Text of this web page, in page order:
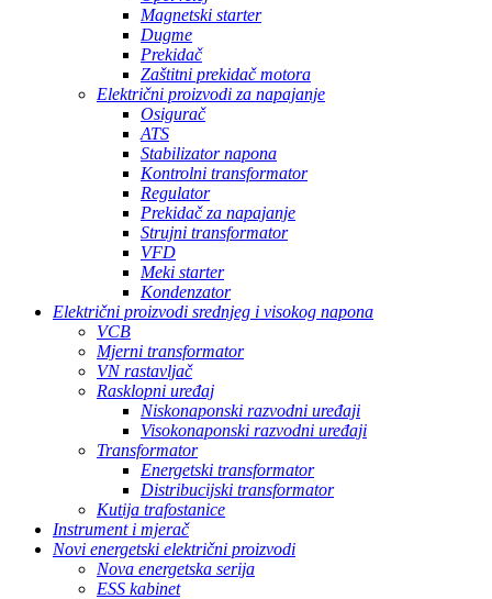
Magnetski starter
Dugme
Prekidač
Zaštitni prekidač motora
Električni proizvodi za napajanje
Osigurač
ATS
Stabilizator napona
Kontrolni transformator
Regulator
Prekidač za napajanje
Strujni transformator
VFD
Meki starter
Kondenzator
Električni proizvodi srednjeg i visokog napona
VCB
Mjerni transformator
VN rastavljač
Rasklopni uređaj
Niskonaponski razvodni uređaji
Visokonaponski razvodni uređaji
Transformator
Energetski transformator
Distribucijski transformator
Kutija trafostanice
Instrument i mjerač
Novi energetski električni proizvodi
Nova energetska serija
ESS kabinet